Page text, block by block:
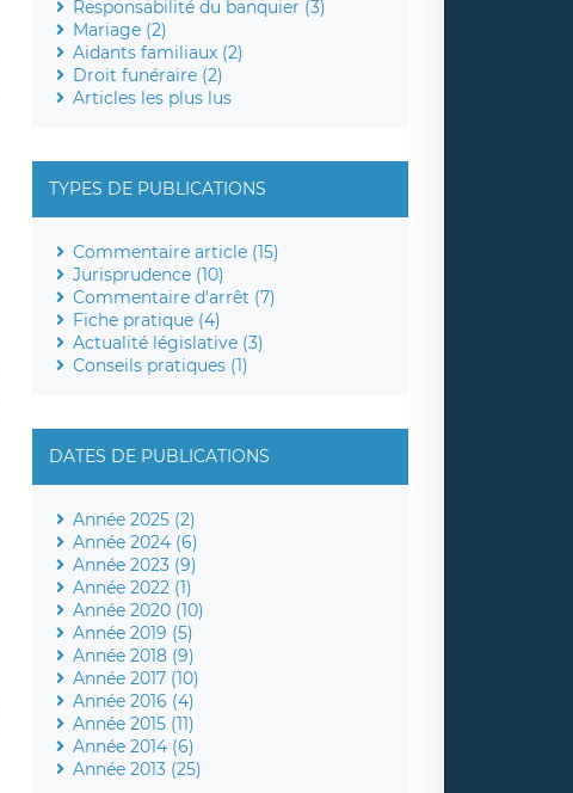
Responsabilité du banquier (3)
Mariage (2)
Aidants familiaux (2)
Droit funéraire (2)
Articles les plus lus
TYPES DE PUBLICATIONS
Commentaire article (15)
Jurisprudence (10)
Commentaire d'arrêt (7)
Fiche pratique (4)
Actualité législative (3)
Conseils pratiques (1)
DATES DE PUBLICATIONS
Année 2025 (2)
Année 2024 (6)
Année 2023 (9)
Année 2022 (1)
Année 2020 (10)
Année 2019 (5)
Année 2018 (9)
Année 2017 (10)
Année 2016 (4)
Année 2015 (11)
Année 2014 (6)
Année 2013 (25)